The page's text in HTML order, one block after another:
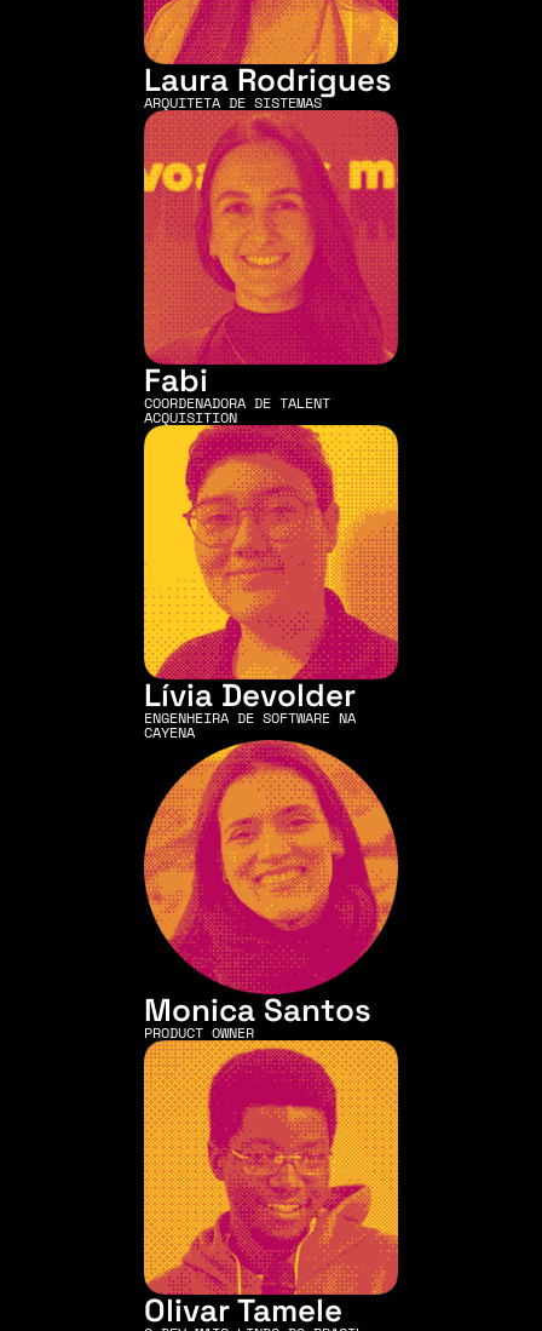
Laura Rodrigues
ARQUITETA DE SISTEMAS
Fabi
COORDENADORA DE TALENT
ACQUISITION
Lívia Devolder
ENGENHEIRA DE SOFTWARE NA
CAYENA
Monica Santos
PRODUCT OWNER
Olivar Tamele